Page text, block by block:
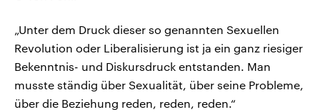
„Unter dem Druck dieser so genannten Sexuellen
Revolution oder Liberalisierung ist ja ein ganz riesiger
Bekenntnis- und Diskursdruck entstanden. Man
musste ständig über Sexualität, über seine Probleme,
über die Beziehung reden, reden, reden.“